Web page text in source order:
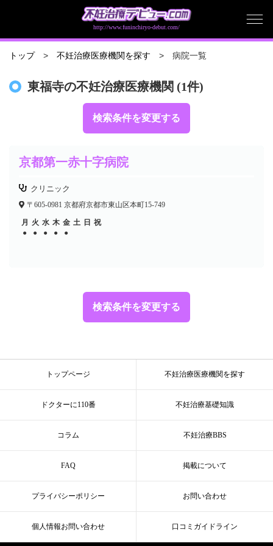
http://www.funinchiryo-debut.com/
トップ 不妊治療医療機関を探す 病院一覧
検索条件を変更する
東福寺の不妊治療医療機関 (1件)
検索条件を変更する
京都第一赤十字病院
クリニック
〒605-0981 京都府京都市東山区本町15-749
月 火 水 木 金 土 日 祝
●
● ● ● ●
トップページ 不妊治療医療機関を探す
ドクターに110番 不妊治療基礎知識
コラム 不妊治療BBS
FAQ 掲載について
プライバシーポリシー お問い合わせ
個人情報お問い合わせ 口コミガイドライン